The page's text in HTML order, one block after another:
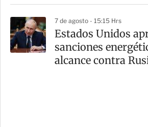
7 de agosto - 15:15 Hrs
Estados Unidos
sanciones
alcance contra